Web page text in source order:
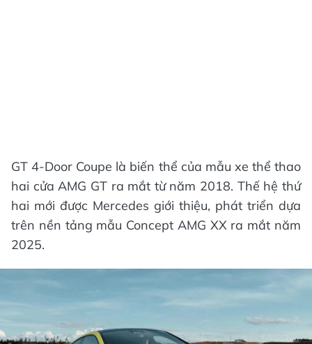
GT 4-Door Coupe là biến thể của mẫu xe thể thao
hai cửa AMG GT ra mắt từ năm 2018. Thế hệ thứ
hai mới được Mercedes giới thiệu, phát triển dựa
trên nền tảng mẫu Concept AMG XX ra mắt năm
2025.